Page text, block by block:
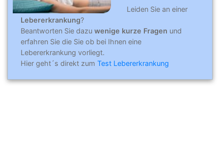
Leiden Sie an einer
Lebererkrankung?
Beantworten Sie dazu wenige kurze Fragen und
erfahren Sie die Sie ob bei Ihnen eine
Lebererkrankung vorliegt.
Hier geht´s direkt zum Test Lebererkrankung